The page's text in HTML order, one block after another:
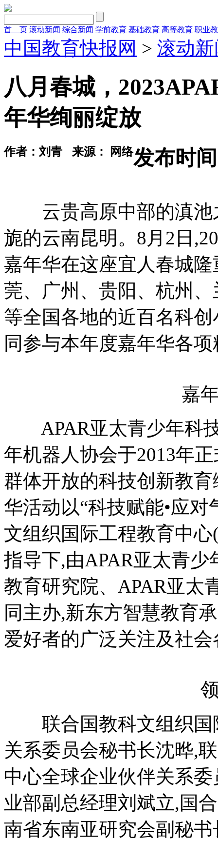
首 页 滚动新闻 综合新闻 学前教育 基础教育 高等教育 职业
中国教育快报网 > 滚动
八月春城，
年华绚丽绽放
发布时
作者：刘青 来源： 网络
云贵高原中部的滇池
旎的云南昆明。8月2日
嘉年华在这座宜人春城
莞、广州、贵阳、杭州
等全国各地的近百名科
同参与本年度嘉年华各
嘉年
APAR亚太青少年科技
年机器人协会于2013年
群体开放的科技创新教
华活动以“科技赋能•应
文组织国际工程教育中
指导下,由APAR亚太青
教育研究院、APAR亚太
同主办,新东方智慧教育
爱好者的广泛关注及社
领
联合国教科文组织国
关系委员会秘书长沈晔,
中心全球企业伙伴关系
业部副总经理刘斌立,国
南省东南亚研究会副秘